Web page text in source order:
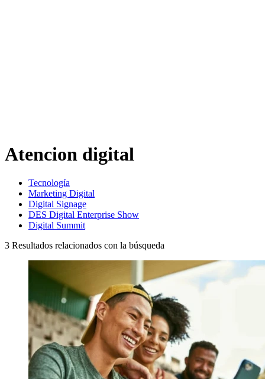
Atencion digital
Tecnología
Marketing Digital
Digital Signage
DES Digital Enterprise Show
Digital Summit
3 Resultados relacionados con la búsqueda